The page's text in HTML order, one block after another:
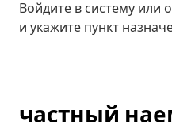
Войдите в систему или
и укажите пункт
частный